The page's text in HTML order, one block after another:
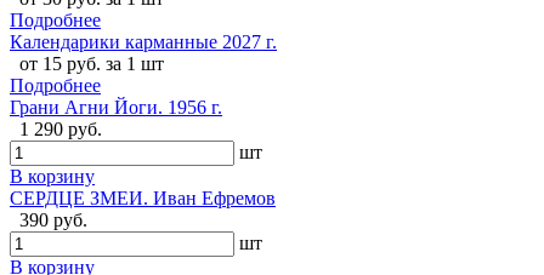
Подробнее
Календарики карманные 2027 г.
от 15 руб. за 1 шт
Подробнее
Грани Агни Йоги. 1956 г.
1 290 руб.
шт
В корзину
СЕРДЦЕ ЗМЕИ. Иван Ефремов
390 руб.
шт
В корзину